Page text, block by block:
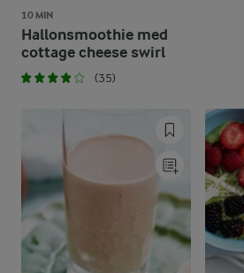
10 MIN
Hallonsmoothie med
cottage cheese swirl
(35)